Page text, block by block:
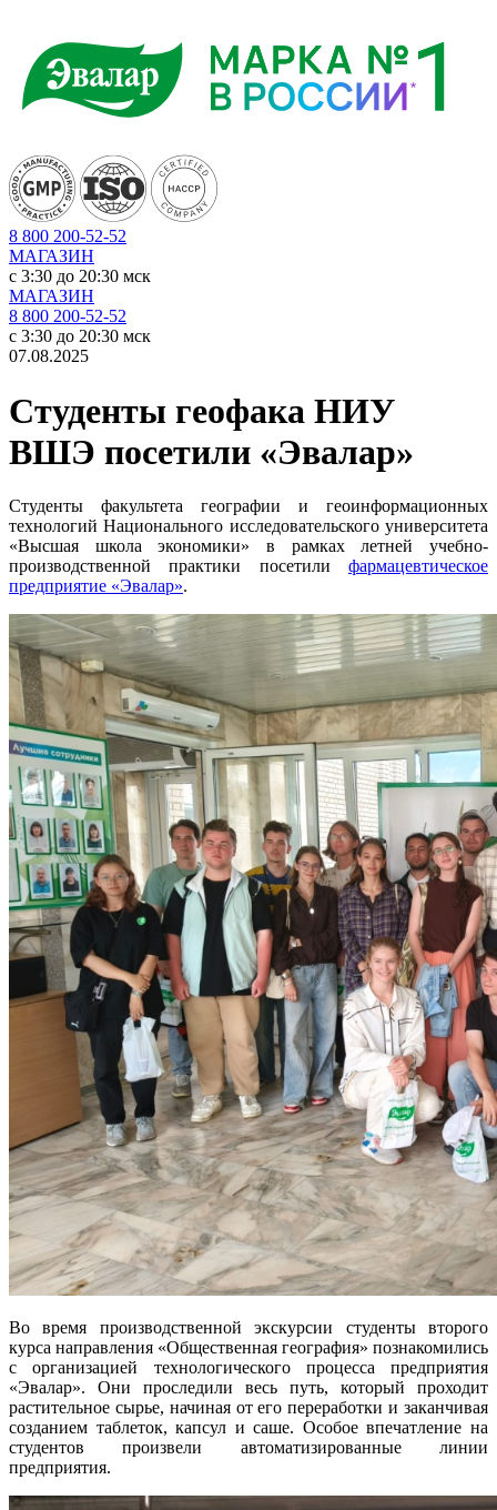
8 800 200-52-52
МАГАЗИН
c 3:30 до 20:30 мск
МАГАЗИН
8 800 200-52-52
c 3:30 до 20:30 мск
07.08.2025
Студенты геофака НИУ
ВШЭ посетили «Эвалар»
Студенты факультета географии и геоинформационных
технологий Национального исследовательского университета
«Высшая школа экономики» в рамках летней учебно-
производственной практики посетили фармацевтическое
предприятие «Эвалар».
Во время производственной экскурсии студенты второго
курса направления «Общественная география» познакомились
с организацией технологического процесса предприятия
«Эвалар». Они проследили весь путь, который проходит
растительное сырье, начиная от его переработки и заканчивая
созданием таблеток, капсул и саше. Особое впечатление на
студентов произвели автоматизированные линии
предприятия.